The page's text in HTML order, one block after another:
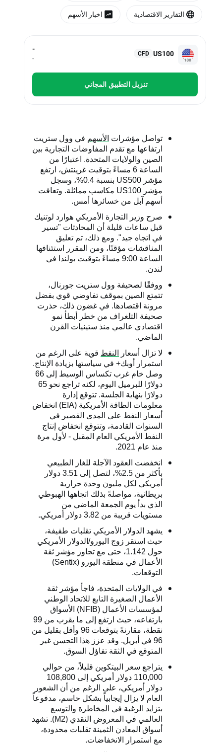
US100
CFD
-
-
تنزيل التطبيق المجاني
تواصل مؤشرات الأسهم في وول ستريت
ارتفاعها مع تقدم المفاوضات التجارية بين
الصين والولايات المتحدة. اعتبارًا من
الساعة 6 مساءً بتوقيت غرينتش، ارتفع
مؤشر US500
بنسبة 0.4%، وسجل
مؤشر US100 مكاسب مماثلة. وتعافت
أسهم آبل من خسائرها أمس.
صرح وزير التجارة الأمريكي هوارد لوتنيك
قبل ساعات قليلة أن المحادثات "تسير
في اتجاه جيد". ومع ذلك، تم تعليق
المناقشات مؤقتًا، ومن المقرر استئنافها
الساعة 9:00 مساءً بتوقيت بولندا في
لندن.
ووفقًا لصحيفة وول ستريت جورنال،
تتمتع الصين بموقف تفاوضي قوي بفضل
مرونة اقتصادها. في غضون ذلك، حذرت
صحيفة التلغراف من خطر أبطأ نمو
اقتصادي عالمي منذ ستينيات القرن
الماضي.
لا تزال أسعار
النفط قوية على الرغم من
استمرار أوبك+ في سياستها بزيادة الإنتاج.
وصل خام غرب تكساس الوسيط إلى 66
دولارًا للبرميل اليوم، لكنه تراجع نحو 65
دولارًا بنهاية الجلسة. تتوقع إدارة
معلومات الطاقة الأمريكية (EIA) انخفاض
أسعار النفط على المدى القصير في
السنوات القادمة، وتتوقع انخفاض إنتاج
النفط الأمريكي العام المقبل - لأول مرة
منذ عام 2021.
انخفضت العقود الآجلة للغاز الطبيعي
بأكثر من 2.5%، لتصل إلى 3.51 دولار
أمريكي لكل مليون وحدة حرارية
بريطانية، مواصلةً بذلك اتجاهها الهبوطي
الذي بدأ يوم الجمعة الماضي من
مستويات قريبة من 3.82 دولار أمريكي.
يشهد الدولار الأمريكي تقلبات طفيفة،
حيث استقر زوج اليورو/الدولار الأمريكي
حول 1.142، حتى مع تجاوز مؤشر ثقة
الأعمال في منطقة اليورو (Sentix
)
التوقعات.
في الولايات المتحدة، فاجأ مؤشر ثقة
الأعمال الصغيرة التابع للاتحاد الوطني
لمؤسسات الأعمال (NFIB) الأسواق
بارتفاعه، حيث ارتفع إلى ما يقرب من 99
نقطة، مقارنةً بتوقعات 96 وأقل بقليل من
96 في أبريل. وقد عزز هذا التحسن غير
المتوقع في الثقة تفاؤل السوق.
يتراجع سعر البيتكوين قليلاً، من حوالي
110,000 دولار أمريكي إلى 108,800
دولار أمريكي، على الرغم من أن الشعور
العام لا يزال إيجابياً بشكل حاسم، مدفوعاً
بتزايد الرغبة في المخاطرة والتوسع
العالمي في المعروض النقدي (M2). تشهد
أسواق المعادن الثمينة تقلبات محدودة،
مع استمرار الانخفاضات.
التقارير الاقتصادية اخبار الأسهم